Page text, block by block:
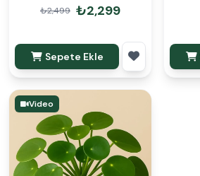
₺2,499 ₺2,299
Sepete Ekle
Video